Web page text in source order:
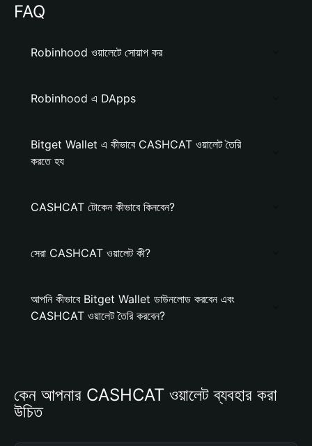
FAQ
Robinhood ওয়ালেটে সোয়াপ কর
Robinhood এ DApps
Bitget Wallet এ কীভাবে CASHCAT ওয়ালেট তৈরি
করতে হয
CASHCAT টোকেন কীভাবে কিনবেন?
সেরা CASHCAT ওয়ালেট কী?
আপনি কীভাবে Bitget Wallet ডাউনলোড করবেন এবং
CASHCAT ওয়ালেট তৈরি করবেন?
কেন আপনার CASHCAT ওয়ালেট ব্যবহার করা
উচিত